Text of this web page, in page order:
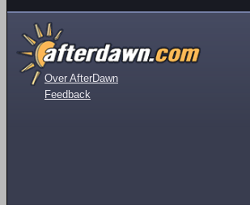
Over AfterDawn
Feedback